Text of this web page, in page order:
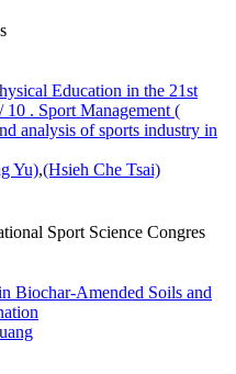
Education in the 21st
. Sport Management (
analysis of sports industry in
Yu),(Hsieh Che Tsai)
Sport Science Congres
Biochar-Amended Soils and